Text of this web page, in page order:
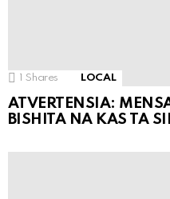
1 Shares LOCAL
ATVERTENSIA:
BISHITA NA KAS TA